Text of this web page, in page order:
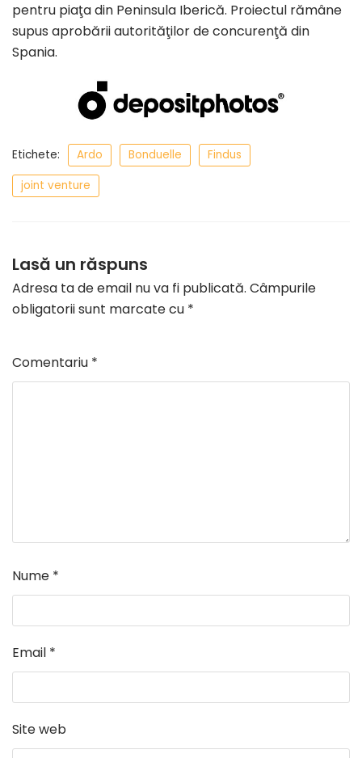
pentru piaţa din Peninsula Iberică. Proiectul rămâne
supus aprobării autorităţilor de concurenţă din
Spania.
Etichete: Ardo Bonduelle
Findus
joint venture
Lasă un răspuns
Adresa ta de email nu va fi publicată. Câmpurile
obligatorii sunt marcate cu *
Comentariu *
Nume *
Email *
Site web